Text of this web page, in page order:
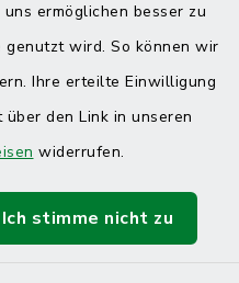
ermöglichen besser zu
wird. So können wir
Ihre erteilte Einwilligung
den Link in unseren
widerrufen.
Ich stimme nicht zu